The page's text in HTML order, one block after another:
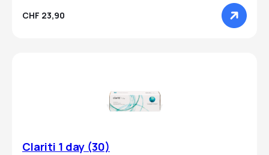
CHF 23,90
Clariti 1 day (30)